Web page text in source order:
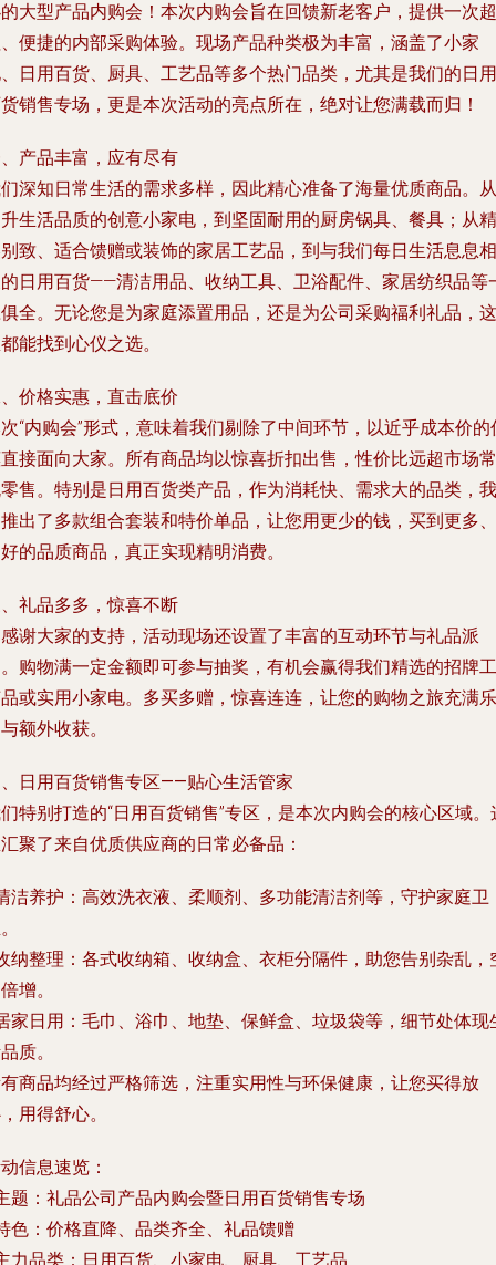
大型产品内购会！本次内购会旨在回馈新老客户，提供一次超
便捷的内部采购体验。现场产品种类极为丰富，涵盖了小家
日用百货、厨具、工艺品等多个热门品类，尤其是我们的日用
销售专场，更是本次活动的亮点所在，绝对让您满载而归！
产品丰富，应有尽有
深知日常生活的需求多样，因此精心准备了海量优质商品。从
生活品质的创意小家电，到坚固耐用的厨房锅具、餐具；从精
致、适合馈赠或装饰的家居工艺品，到与我们每日生活息息相
日用百货——清洁用品、收纳工具、卫浴配件、家居纺织品等
全。无论您是为家庭添置用品，还是为公司采购福利礼品，这
能找到心仪之选。
价格实惠，直击底价
“内购会”形式，意味着我们剔除了中间环节，以近乎成本价的
接面向大家。所有商品均以惊喜折扣出售，性价比远超市场常
售。特别是日用百货类产品 ，作为消耗快、需求大的品类，我
出了多款组合套装和特价单品，让您用更少的钱，买到更多、
的品质商品，真正实现精明消费。
礼品多多，惊喜不断
谢大家的支持，活动现场还设置了丰富的互动环节与礼品派
购物满一定金额即可参与抽奖，有机会赢得我们精选的招牌工
或实用小家电。多买多赠，惊喜连连，让您的购物之旅充满乐
额外收获。
日用百货销售专区——贴心生活管家
特别打造的“日用百货销售”专区，是本次内购会的核心区域。
聚了来自优质供应商的日常必备品：
洁养护 ：高效洗衣液、柔顺剂、多功能清洁剂等，守护家庭卫
纳整理 ：各式收纳箱、收纳盒、衣柜分隔件，助您告别杂乱，
增。
家日用 ：毛巾、浴巾、地垫、保鲜盒、垃圾袋等，细节处体现
质。
商品均经过严格筛选，注重实用性与环保健康，让您买得放
用得舒心。
信息速览：
题 ：礼品公司产品内购会暨日用百货销售专场
色 ：价格直降、品类齐全、礼品馈赠
力品类 ：日用百货、小家电、厨具、工艺品